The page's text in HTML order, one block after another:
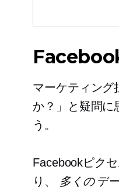
マーケティング
か？」と疑問に
う。
Facebookピク
り、
多くのデ